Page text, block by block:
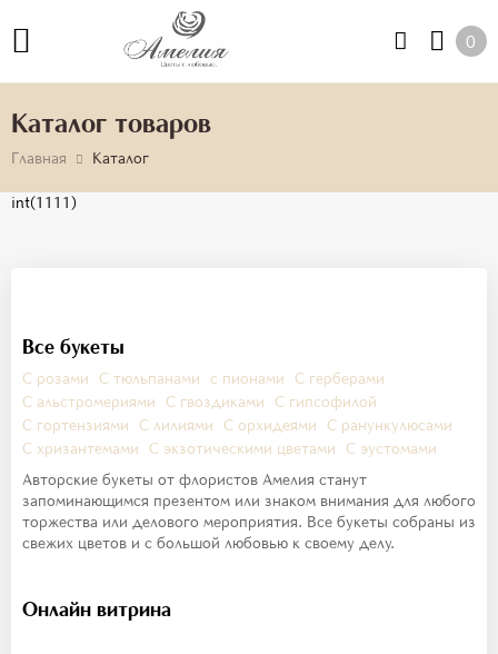
0
Каталог товаров
Главная Каталог
int(1111)
Все букеты
С розами С тюльпанами с пионами
С герберами
С альстромериями
С гвоздиками
С гипсофилой
С гортензиями
С лилиями С орхидеями
С ранункулюсами
С хризантемами
С экзотическими цветами
С эустомами
Авторские букеты от флористов Амелия станут
запоминающимся презентом или знаком внимания для любого
торжества или делового мероприятия. Все букеты собраны из
свежих цветов и с большой любовью к своему делу.
Онлайн витрина